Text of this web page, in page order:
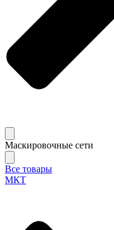
Маскировочные сети
Все товары
МКТ